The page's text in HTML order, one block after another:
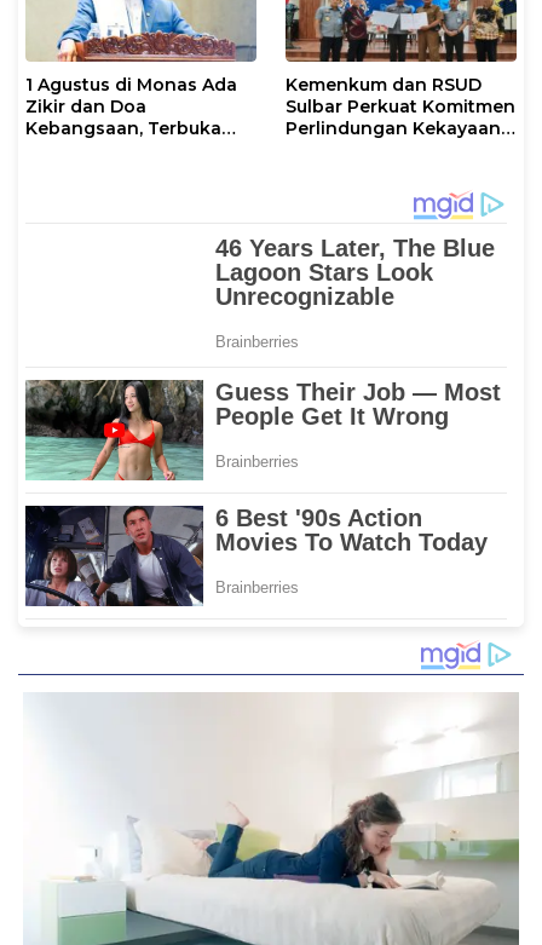
1 Agustus di Monas Ada
Zikir dan Doa
Kebangsaan, Terbuka
Kemenkum dan RSUD
Sulbar Perkuat Komitmen
Perlindungan Kekayaan